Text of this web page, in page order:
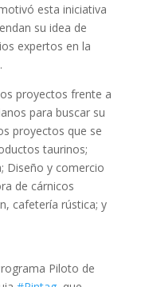
esta iniciativa
su idea de
expertos en la
proyectos frente a
para buscar su
proyectos que se
taurinos;
Diseño y comercio
de cárnicos
cafetería rústica; y
Piloto de